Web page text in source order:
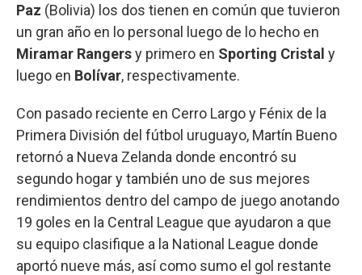
Paz (Bolivia) los dos tienen en común que tuvieron
un gran año en lo personal luego de lo hecho en
Miramar Rangersy primero en Sporting Cristal y
luego en Bolívar, respectivamente.
Con pasado reciente en Cerro Largo y Fénix de la
Primera División del fútbol uruguayo, Martín Bueno
retornó a Nueva Zelanda donde encontró su
segundo hogar y también uno de sus mejores
rendimientos dentro del campo de juego anotando
19 goles en la Central League que ayudaron a que
su equipo clasifique a la National League donde
aportó nueve más, así como sumo el gol restante